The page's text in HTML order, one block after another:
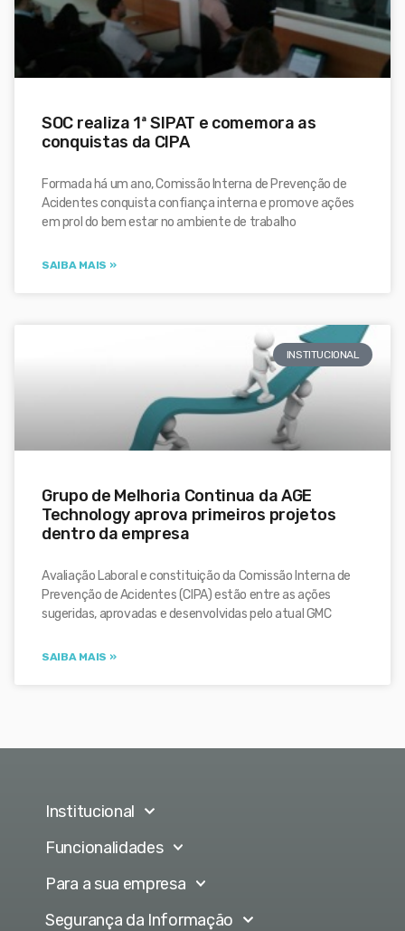
SOC realiza 1ª SIPAT e comemora as
conquistas da CIPA
Formada há um ano, Comissão Interna de Prevenção de
Acidentes conquista confiança interna e promove ações
em prol do bem estar no ambiente de trabalho
SAIBA MAIS »
INSTITUCIONAL
Grupo de Melhoria Continua da AGE
Technology aprova primeiros projetos
dentro da empresa
Avaliação Laboral e constituição da Comissão Interna de
Prevenção de Acidentes (CIPA) estão entre as ações
sugeridas, aprovadas e desenvolvidas pelo atual GMC
SAIBA MAIS »
Institucional
Funcionalidades
Para a sua empresa
Segurança da Informação